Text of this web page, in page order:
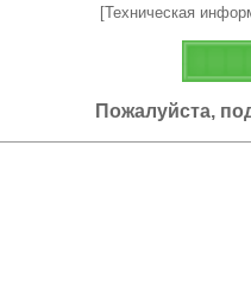
[Техническая
Пожалуйста,